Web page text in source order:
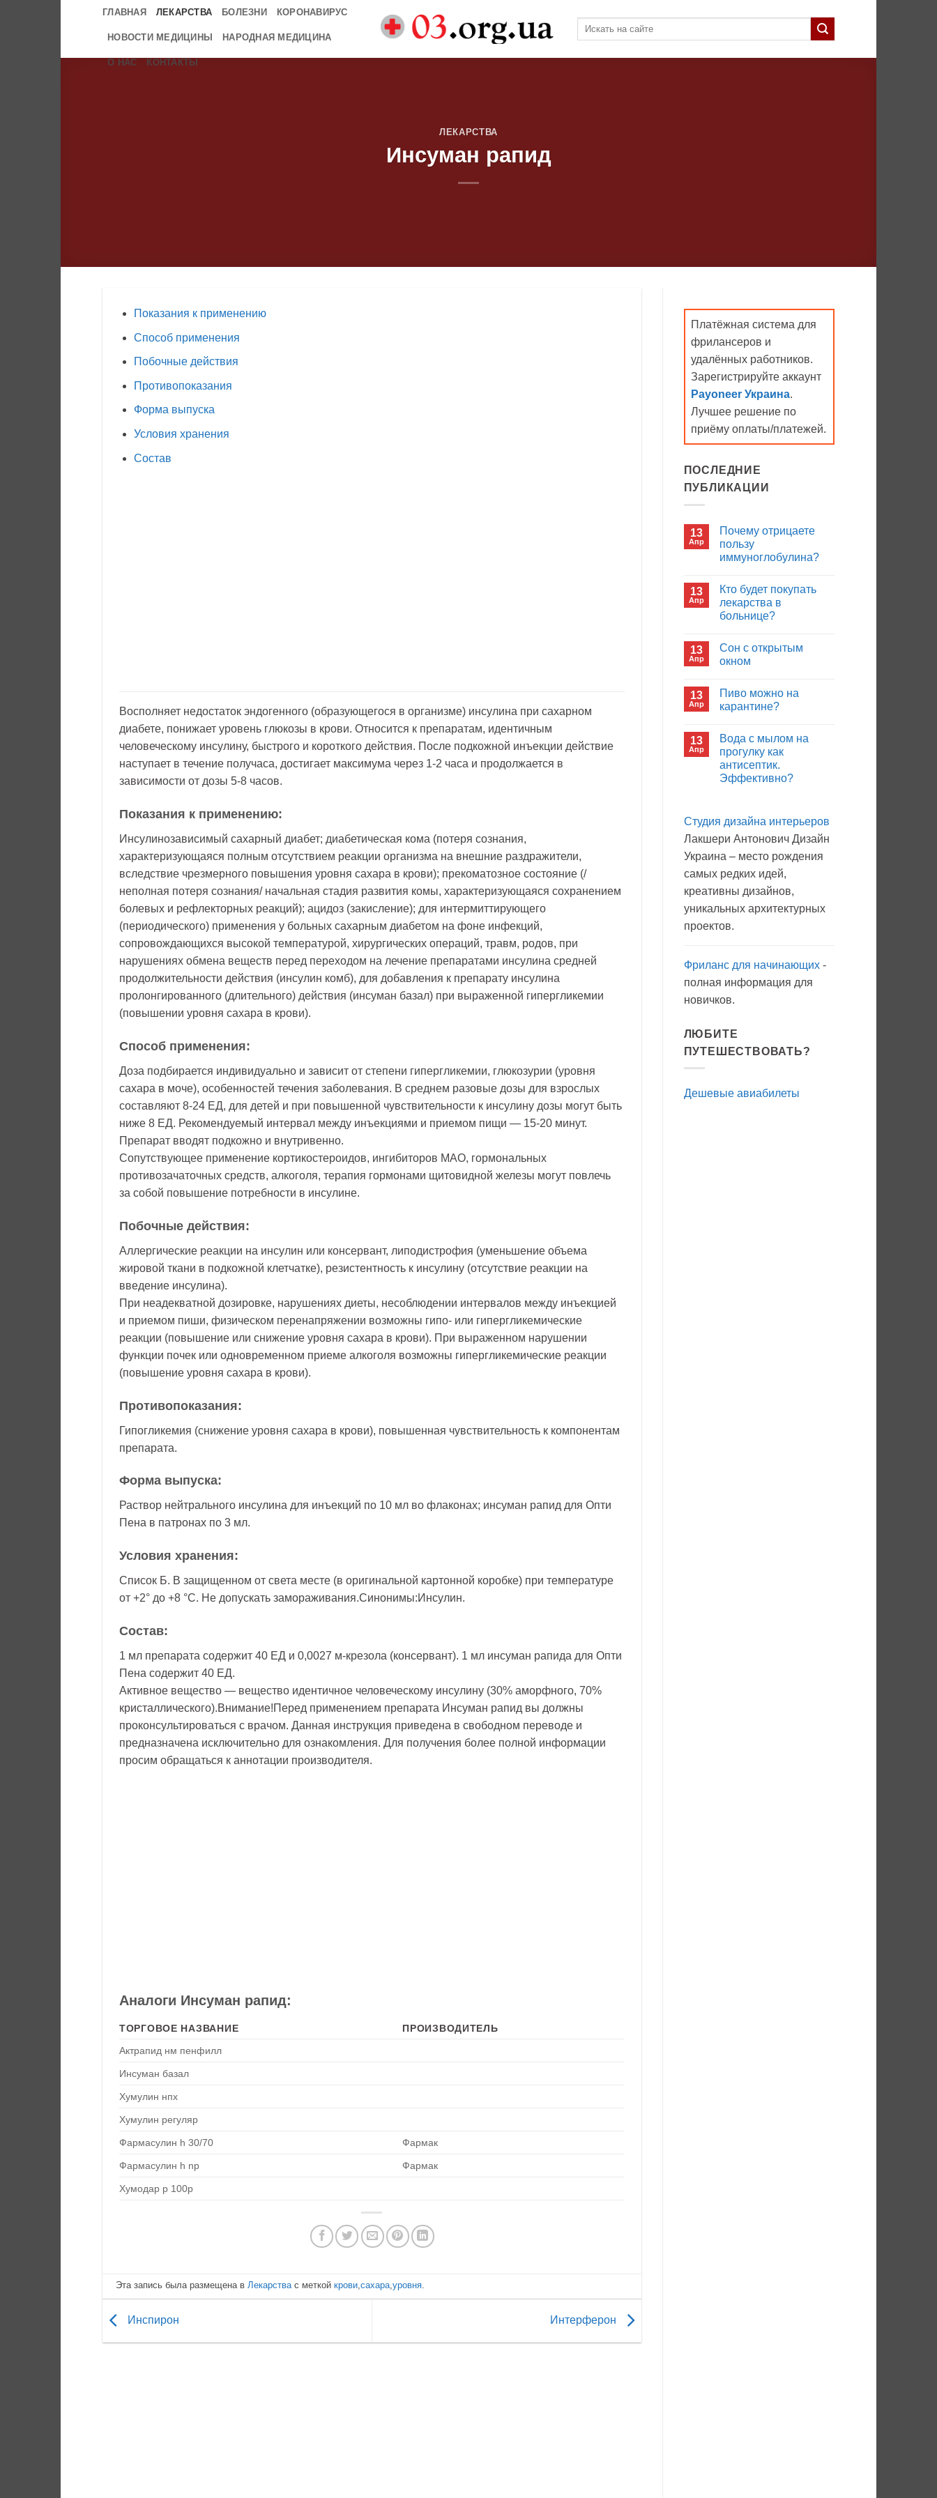
ГЛАВНАЯ ЛЕКАРСТВА БОЛЕЗНИ КОРОНАВИРУС
НОВОСТИ МЕДИЦИНЫ НАРОДНАЯ МЕДИЦИНА
О НАС КОНТАКТЫ
ЛЕКАРСТВА
Инсуман рапид
Показания к применению
Способ применения
Побочные действия
Противопоказания
Форма выпуска
Условия хранения
Состав
Восполняет недостаток эндогенного (образующегося в организме) инсулина при сахарном
диабете, понижает уровень глюкозы в крови. Относится к препаратам, идентичным
человеческому инсулину, быстрого и короткого действия. После подкожной инъекции действие
наступает в течение получаса, достигает максимума через 1-2 часа и продолжается в
зависимости от дозы 5-8 часов.
Показания к применению:
Инсулинозависимый сахарный диабет; диабетическая кома (потеря сознания,
характеризующаяся полным отсутствием реакции организма на внешние раздражители,
вследствие чрезмерного повышения уровня сахара в крови); прекоматозное состояние (/
неполная потеря сознания/ начальная стадия развития комы, характеризующаяся сохранением
болевых и рефлекторных реакций); ацидоз (закисление); для интермиттирующего
(периодического) применения у больных сахарным диабетом на фоне инфекций,
сопровождающихся высокой температурой, хирургических операций, травм, родов, при
нарушениях обмена веществ перед переходом на лечение препаратами инсулина средней
продолжительности действия (инсулин комб), для добавления к препарату инсулина
пролонгированного (длительного) действия (инсуман базал) при выраженной гипергликемии
(повышении уровня сахара в крови).
Способ применения:
Доза подбирается индивидуально и зависит от степени гипергликемии, глюкозурии (уровня
сахара в моче), особенностей течения заболевания. В среднем разовые дозы для взрослых
составляют 8-24 ЕД, для детей и при повышенной чувствительности к инсулину дозы могут быть
ниже 8 ЕД. Рекомендуемый интервал между инъекциями и приемом пищи — 15-20 минут.
Препарат вводят подкожно и внутривенно.
Сопутствующее применение кортикостероидов, ингибиторов МАО, гормональных
противозачаточных средств, алкоголя, терапия гормонами щитовидной железы могут повлечь
за собой повышение потребности в инсулине.
Побочные действия:
Аллергические реакции на инсулин или консервант, липодистрофия (уменьшение объема
жировой ткани в подкожной клетчатке), резистентность к инсулину (отсутствие реакции на
введение инсулина).
При неадекватной дозировке, нарушениях диеты, несоблюдении интервалов между инъекцией
и приемом пиши, физическом перенапряжении возможны гипо- или гипергликемические
реакции (повышение или снижение уровня сахара в крови). При выраженном нарушении
функции почек или одновременном приеме алкоголя возможны гипергликемические реакции
(повышение уровня сахара в крови).
Противопоказания:
Гипогликемия (снижение уровня сахара в крови), повышенная чувствительность к компонентам
препарата.
Форма выпуска:
Раствор нейтрального инсулина для инъекций по 10 мл во флаконах; инсуман рапид для Опти
Пена в патронах по 3 мл.
Условия хранения:
Список Б. В защищенном от света месте (в оригинальной картонной коробке) при температуре
от +2° до +8 °С. Не допускать замораживания.Синонимы:Инсулин.
Состав:
1 мл препарата содержит 40 ЕД и 0,0027 м-крезола (консервант). 1 мл инсуман рапида для Опти
Пена содержит 40 ЕД.
Активное вещество — вещество идентичное человеческому инсулину (30% аморфного, 70%
кристаллического).Внимание!Перед применением препарата Инсуман рапид вы должны
проконсультироваться с врачом. Данная инструкция приведена в свободном переводе и
предназначена исключительно для ознакомления. Для получения более полной информации
просим обращаться к аннотации производителя.
Аналоги Инсуман рапид:
ТОРГОВОЕ НАЗВАНИЕ
ПРОИЗВОДИТЕЛЬ
Актрапид нм пенфилл
Инсуман базал
Хумулин нпх
Хумулин регуляр
Фармасулин h 30/70 Фармак
Фармасулин h np Фармак
Хумодар р 100р
Эта запись была размещена вЛекарствас меткойкрови,сахара,уровня.
Инспирон Интерферон
Платёжная система для
фрилансеров и
удалённых работников.
Зарегистрируйте аккаунт
Payoneer Украина.
Лучшее решение по
приёму оплаты/платежей.
ПОСЛЕДНИЕ
ПУБЛИКАЦИИ
13
Апр
Почему отрицаете
пользу
иммуноглобулина?
записи
Почему
отрицаете
пользу
13
Апр
Кто будет покупать
лекарства в
больнице?
записи
Кто
будет
больнице?
13
Апр
Сон с открытым
окном
записи
Сон
с
13
Апр
Пиво можно на
карантине?
записи
Пиво
можно
на
карантине?
13
Апр
Вода с мылом на
прогулку как
антисептик.
Эффективно?
Вода
мылом
на
прогулку
антисептик.
Студия дизайна интерьеров
Лакшери Антонович Дизайн
Украина – место рождения
самых редких идей,
креативны дизайнов,
уникальных архитектурных
проектов.
Фриланс для начинающих-
полная информация для
новичков.
ЛЮБИТЕ
ПУТЕШЕСТВОВАТЬ?
Дешевые авиабилеты